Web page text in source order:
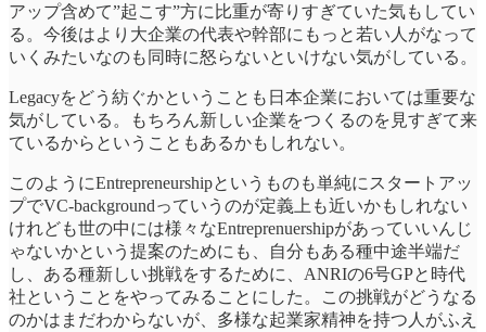
アップ含めて”起こす”方に比重が寄りすぎていた気もしてい
る。今後はより大企業の代表や幹部にもっと若い人がなって
いくみたいなのも同時に怒らないといけない気がしている。
Legacyをどう紡ぐかということも日本企業においては重要な
気がしている。もちろん新しい企業をつくるのを見すぎて来
ているからということもあるかもしれない。
このようにEntrepreneurshipというものも単純にスタートアッ
プでVC-backgroundっていうのが定義上も近いかもしれない
けれども世の中には様々なEntreprenuershipがあっていいんじ
ゃないかという提案のためにも、自分もある種中途半端だ
し、ある種新しい挑戦をするために、ANRIの6号GPと時代
社ということをやってみることにした。この挑戦がどうなる
のかはまだわからないが、多様な起業家精神を持つ人がふえ